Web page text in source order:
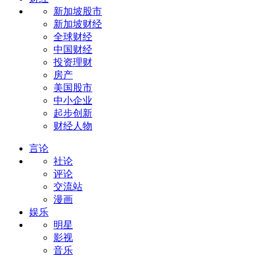
新加坡股市
新加坡财经
全球财经
中国财经
投资理财
房产
美国股市
中小企业
起步创新
财经人物
言论
社论
评论
交流站
漫画
娱乐
明星
影视
音乐